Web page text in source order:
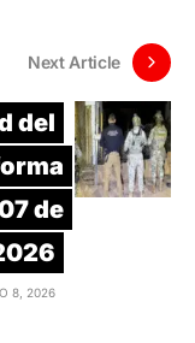
Next Article
del
de
8, 2026